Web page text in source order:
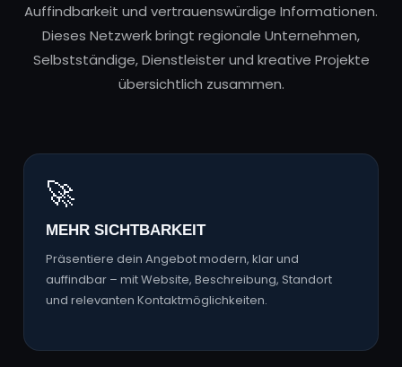
Auffindbarkeit und vertrauenswürdige Informationen.
Dieses Netzwerk bringt regionale Unternehmen,
Selbstständige, Dienstleister und kreative Projekte
übersichtlich zusammen.
🚀
MEHR SICHTBARKEIT
Präsentiere dein Angebot modern, klar und
auffindbar – mit Website, Beschreibung, Standort
und relevanten Kontaktmöglichkeiten.